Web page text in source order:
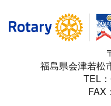
福島県会津若松
TEL：
FAX